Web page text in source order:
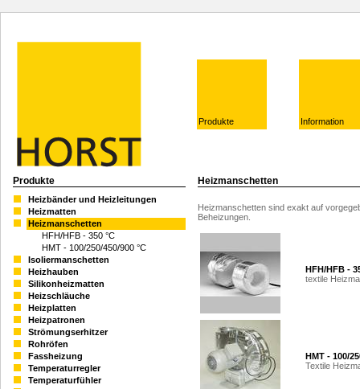
Produkte Information
Produkte
Heizbänder und Heizleitungen
Heizmatten
Heizmanschetten
HFH/HFB - 350 °C
HMT - 100/250/450/900 °C
Isoliermanschetten
Heizhauben
Silikonheizmatten
Heizschläuche
Heizplatten
Heizpatronen
Strömungserhitzer
Rohröfen
Fassheizung
Temperaturregler
Temperaturfühler
Heizmanschetten
Heizmanschetten sind exakt auf
Beheizungen.
HFH/HFB -
textile
HMT - 100/
Textile